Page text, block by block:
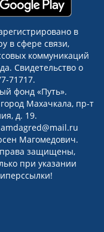
в
в сфере связи,
коммуникаций
Свидетельство о
71717.
фонд «Путь».
Махачкала, пр-т
д. 19.
Магомедович.
права защищены,
при указании